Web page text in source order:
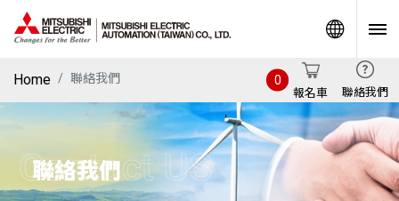
Home 聯絡我們
報名車
0
聯絡我們
聯絡我們
Contact US